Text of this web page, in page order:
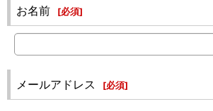
お名前 [必須]
メールアドレス [必須]